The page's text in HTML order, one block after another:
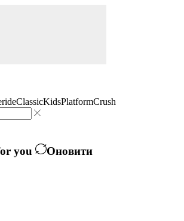
ClassicKidsPlatformCrush
you Оновити